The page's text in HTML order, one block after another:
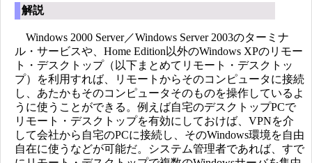
解説
Windows 2000 Server／Windows Server 2003のターミナ
ル・サービスや、Home Edition以外のWindows XPのリモー
ト・デスクトップ（以下まとめてリモート・デスクトッ
プ）を利用すれば、リモートからそのコンピュータに接続
し、あたかもそのコンピュータそのものを操作しているよ
うに使うことができる。例えば自宅のデスクトップPCで
リモート・デスクトップを有効にしておけば、VPNを介
して会社から自宅のPCに接続し、そのWindows環境を自由
自在に使うなどが可能だ。システム管理者であれば、すで